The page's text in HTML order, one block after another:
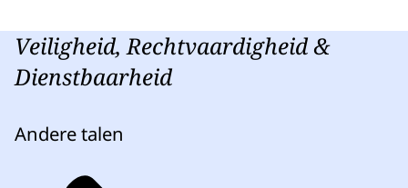
Veiligheid, Rechtvaardigheid &
Dienstbaarheid
Andere talen